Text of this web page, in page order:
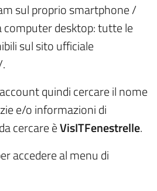
sul proprio smartphone /
desktop: tutte le
sul sito ufficiale
quindi cercare il nome
e/o informazioni di
cercare èVisITFenestrelle.
accedere al menu di